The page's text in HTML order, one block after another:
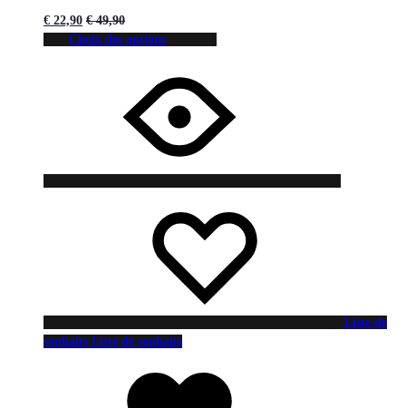
€ 22,90 €49,90
Choix des options
Liste de
souhaits Liste de souhaits